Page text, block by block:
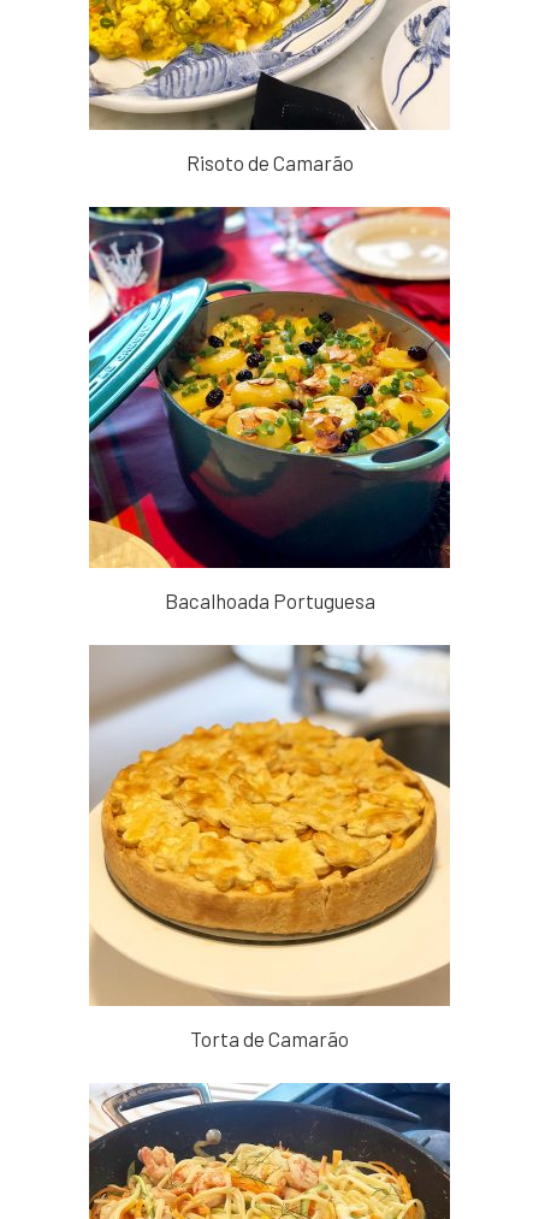
Risoto de Camarão
Bacalhoada Portuguesa
Torta de Camarão